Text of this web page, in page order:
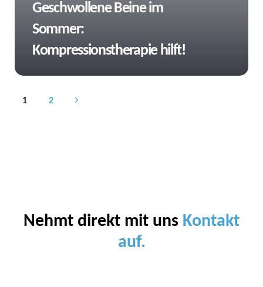
Geschwollene Beine im
Sommer:
Kompressionstherapie hilft!
1 2
Nehmt direkt mit uns Kontakt
auf.